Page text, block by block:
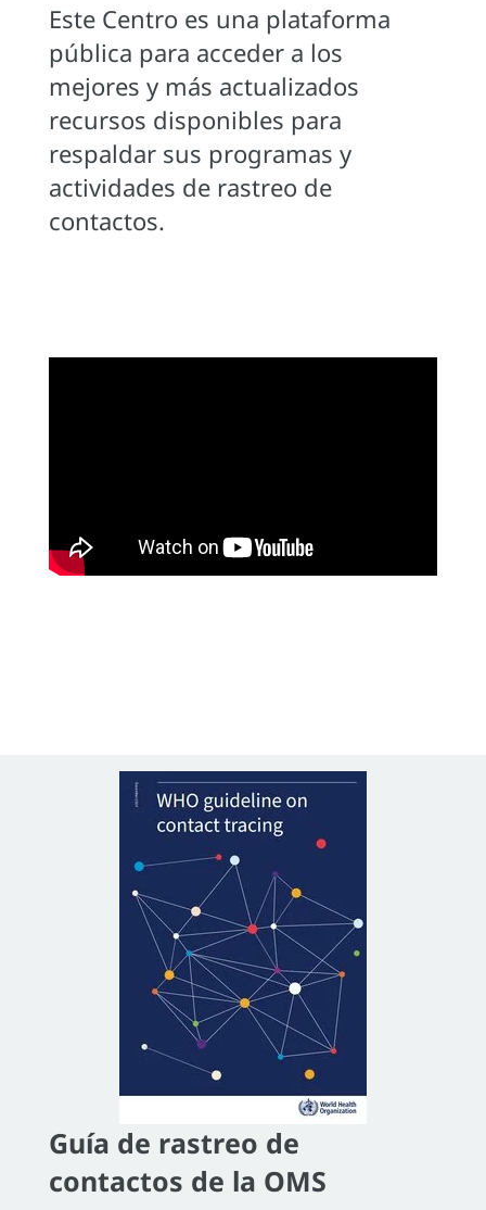
Este Centro es una plataforma
pública para acceder a los
mejores y más actualizados
recursos disponibles para
respaldar sus programas y
actividades de rastreo de
contactos.
Guía de rastreo de
contactos de la OMS